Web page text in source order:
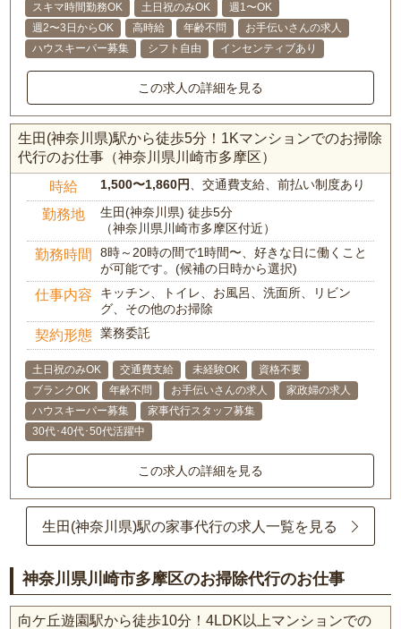
スキマ時間勤務OK 土日祝のみOK
週1〜OK
週2〜3日からOK
高時給 年齢不問
お手伝いさんの求人
ハウスキーパー募集
シフト自由 インセンティブあり
この求人の詳細を見る
生田(神奈川県)駅から徒歩5分！1Kマンションでのお掃除
代行のお仕事（神奈川県川崎市多摩区）
時給 1,500〜1,860円、交通費支給、前払い制度あり
勤務地
生田(神奈川県) 徒歩5分
（神奈川県川崎市多摩区付近）
勤務時間
8時～20時の間で1時間〜、好きな日に働くこと
が可能です。(候補の日時から選択)
仕事内容
キッチン、トイレ、お風呂、洗面所、リビン
グ、その他のお掃除
契約形態 業務委託
土日祝のみOK 交通費支給 未経験OK
資格不要
ブランクOK
年齢不問 お手伝いさんの求人
家政婦の求人
ハウスキーパー募集
家事代行スタッフ募集
30代･40代･50代活躍中
この求人の詳細を見る
生田(神奈川県)駅の家事代行の求人一覧を見る
神奈川県川崎市多摩区のお掃除代行のお仕事
向ケ丘遊園駅から徒歩10分！4LDK以上マンションでの